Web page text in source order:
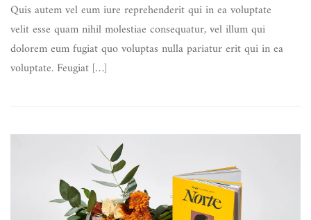
Quis autem vel eum iure reprehenderit qui in ea voluptate
velit esse quam nihil molestiae consequatur, vel illum qui
dolorem eum fugiat quo voluptas nulla pariatur erit qui in ea
voluptate. Feugiat […]